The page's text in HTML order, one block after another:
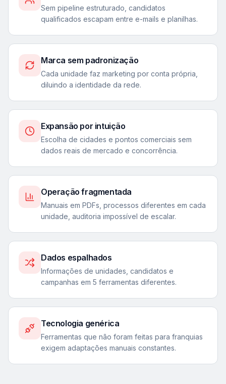
Sem pipeline estruturado, candidatos
qualificados escapam entre e-mails e planilhas.
Marca sem padronização
Cada unidade faz marketing por conta própria,
diluindo a identidade da rede.
Expansão por intuição
Escolha de cidades e pontos comerciais sem
dados reais de mercado e concorrência.
Operação fragmentada
Manuais em PDFs, processos diferentes em cada
unidade, auditoria impossível de escalar.
Dados espalhados
Informações de unidades, candidatos e
campanhas em 5 ferramentas diferentes.
Tecnologia genérica
Ferramentas que não foram feitas para franquias
exigem adaptações manuais constantes.